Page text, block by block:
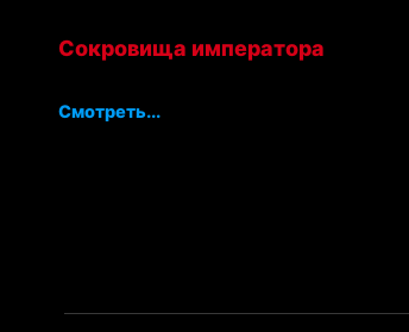
Сокровища императора
Смотреть...